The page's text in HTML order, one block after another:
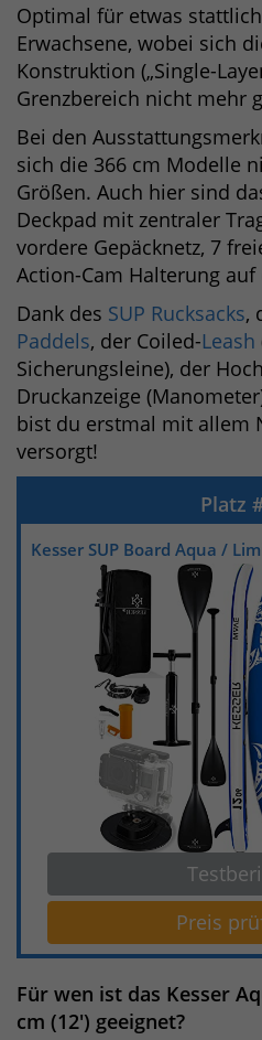
Optimal für etwas
Erwachsene, wobei sich
Konstruktion („Single-
Grenzbereich nicht mehr
Bei den
sich die 366 cm Modelle
Größen. Auch hier sind
Deckpad mit zentraler
vordere Gepäcknetz, 7
Action-Cam Halterung
Dank des SUP Rucksacks,
Paddels, der Coiled-Leash
Sicherungsleine), der
Druckanzeige
bist du erstmal mit allem
versorgt!
Kesser SUP Board Aqua /
Preis
Für wen ist das Kesser
cm (12′) geeignet?